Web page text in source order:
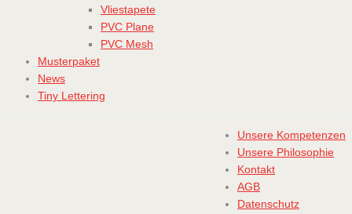
Vliestapete
PVC Plane
PVC Mesh
Musterpaket
News
Tiny Lettering
Unsere Kompetenzen
Unsere Philosophie
Kontakt
AGB
Datenschutz